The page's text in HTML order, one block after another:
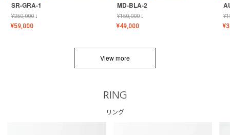
SR-GRA-1
¥250,000↓
¥59,000
MD-BLA-2
¥150,000↓
¥49,000
¥
¥
View more
RING
リング